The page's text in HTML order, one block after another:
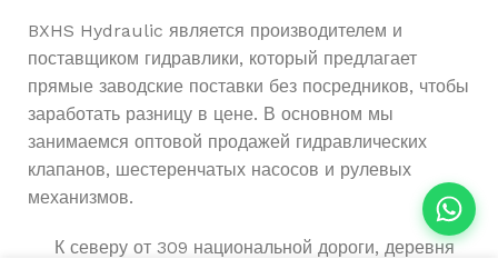
BXHS Hydraulic является производителем и
поставщиком гидравлики, который предлагает
прямые заводские поставки без посредников, чтобы
заработать разницу в цене. В основном мы
занимаемся оптовой продажей гидравлических
клапанов, шестеренчатых насосов и рулевых
механизмов.
К северу от 309 национальной дороги, деревня